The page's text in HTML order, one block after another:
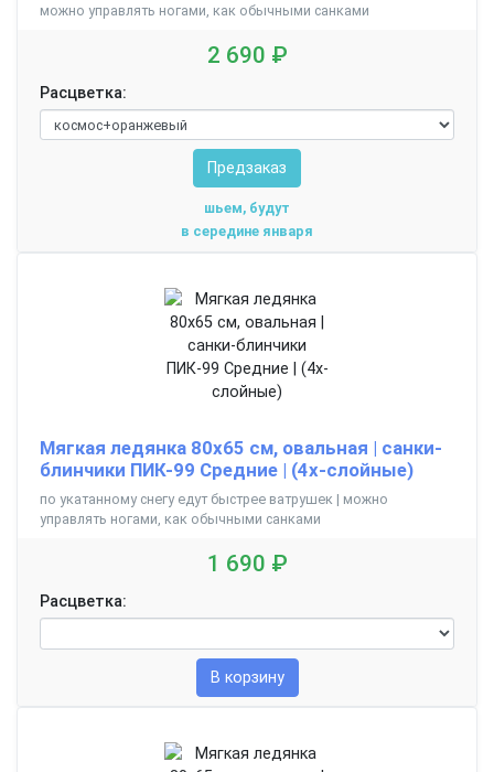
можно управлять ногами, как обычными санками
2 690 ₽
Расцветка:
Предзаказ
шьем, будут
в середине января
Мягкая ледянка 80х65 см, овальная | санки-
блинчики ПИК-99 Средние | (4х-слойные)
по укатанному снегу едут быстрее ватрушек | можно
управлять ногами, как обычными санками
1 690 ₽
Расцветка:
В корзину